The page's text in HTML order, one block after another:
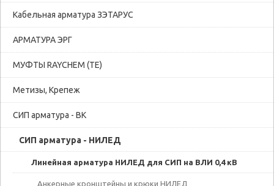
Кабельная арматура ЗЭТАРУС
АРМАТУРА ЭРГ
МУФТЫ RAYCHEM (TE)
Метизы, Крепеж
СИП арматура - ВК
СИП арматура - НИЛЕД
Линейная арматура НИЛЕД для СИП на ВЛИ 0,4 кВ
Анкерные кронштейны и крюки НИЛЕД